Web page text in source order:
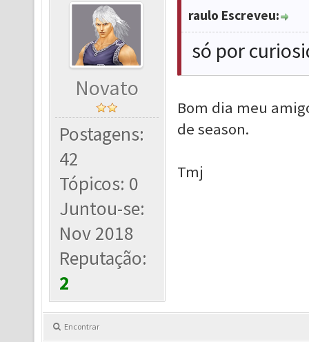
Novato
Postagens:
42
Tópicos: 0
Juntou-se:
Nov 2018
Reputação:
2
raulo Escreveu:
só por
Bom dia meu
de season.
Tmj
Encontrar